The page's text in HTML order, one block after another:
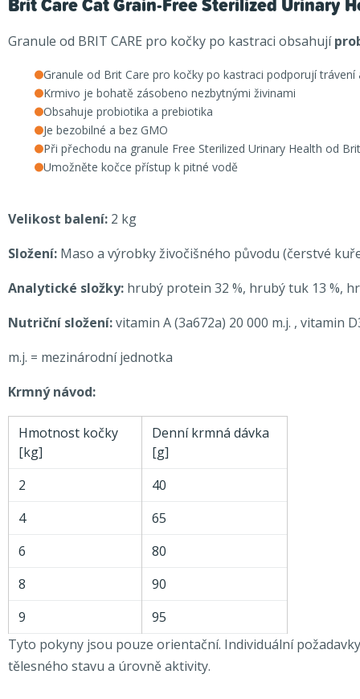
Granule od BRIT CARE pro kočky po kastraci obsahují
Granule od Brit Care pro kočky po kastraci podporují trávení
Krmivo je bohatě zásobeno nezbytnými živinami
Obsahuje probiotika a prebiotika
Je bezobilné a bez GMO
Při přechodu na granule Free Sterilized Urinary Health od
Umožněte kočce přístup k pitné vodě
Velikost balení: 2 kg
Složení: Maso a výrobky živočišného původu (čerstvé
Analytické složky: hrubý protein 32 %, hrubý tuk 13 %,
Nutriční složení:vitamin A (3a672a) 20 000 m.j. , vitamin
m.j. = mezinárodní jednotka
Krmný návod:
Hmotnost kočky
[kg]
Denní krmná dávka
[g]
2
40
4
65
6
80
8
90
9
95
Tyto pokyny jsou pouze orientační. Individuální
tělesného stavu a úrovně aktivity.